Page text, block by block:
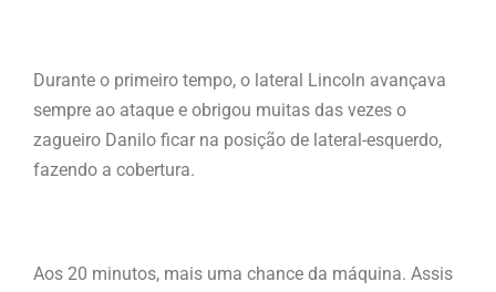
Durante o primeiro tempo, o lateral Lincoln avançava
sempre ao ataque e obrigou muitas das vezes o
zagueiro Danilo ficar na posição de lateral-esquerdo,
fazendo a cobertura.
Aos 20 minutos, mais uma chance da máquina. Assis